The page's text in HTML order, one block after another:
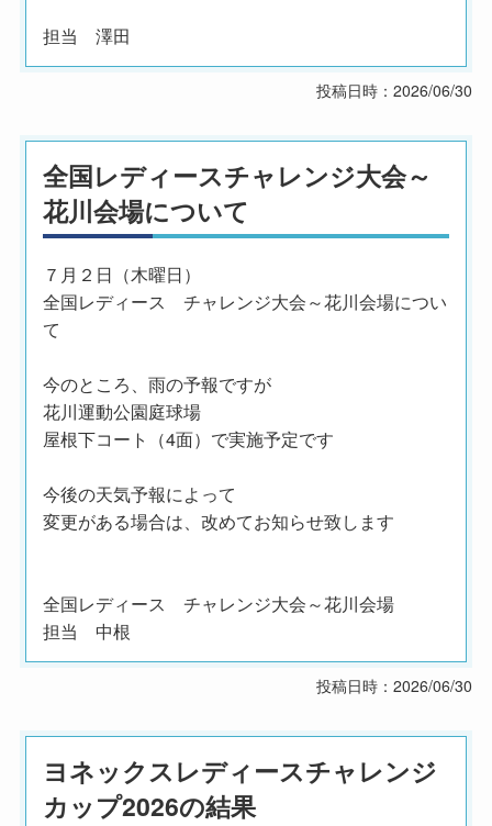
担当 澤田
投稿日時：2026/06/30
全国レディースチャレンジ大会～
花川会場について
７月２日（木曜日）
全国レディース チャレンジ大会～花川会場につい
て
今のところ、雨の予報ですが
花川運動公園庭球場
屋根下コート（4面）で実施予定です
今後の天気予報によって
変更がある場合は、改めてお知らせ致します
全国レディース チャレンジ大会～花川会場
担当 中根
投稿日時：2026/06/30
ヨネックスレディースチャレンジ
カップ2026の結果